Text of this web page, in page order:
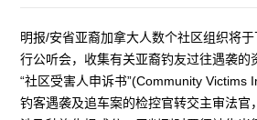
明报/安省亚裔加拿大人数个社区组织将
行公听会，收集有关亚裔钓友过往遇袭的
“社区受害人申诉书”(Community Victims
钓客遇袭及追车案的检控官转交主审法官